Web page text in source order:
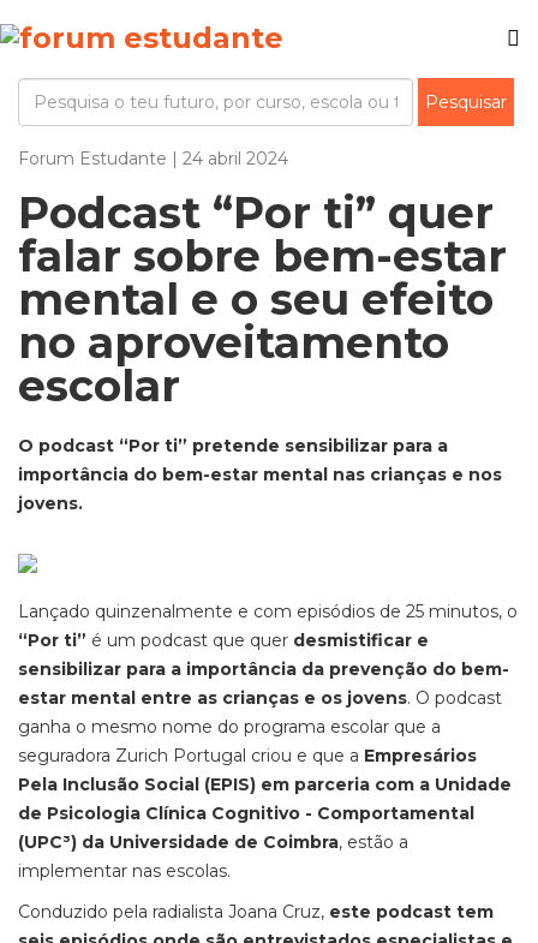
Forum Estudante | 24 abril 2024
Podcast “Por ti” quer
falar sobre bem-estar
mental e o seu efeito
no aproveitamento
escolar
O podcast “Por ti” pretende sensibilizar para a
importância do bem-estar mental nas crianças e nos
jovens.
Lançado quinzenalmente e com episódios de 25 minutos, o
“Por ti” é um podcast que quer desmistificar e
sensibilizar para a importância da prevenção do bem-
estar mental entre as crianças e os jovens. O podcast
ganha o mesmo nome do programa escolar que a
seguradora Zurich Portugal criou e que a Empresários
Pela Inclusão Social (EPIS) em parceria com a Unidade
de Psicologia Clínica Cognitivo - Comportamental
(UPC³) da Universidade de Coimbra, estão a
implementar nas escolas.
Conduzido pela radialista Joana Cruz, este podcast tem